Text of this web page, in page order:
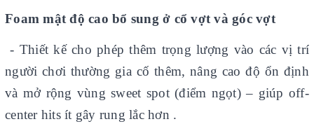
Foam mật độ cao bổ sung ở cổ vợt và góc vợt
- Thiết kế cho phép thêm trọng lượng vào các vị trí
người chơi thường gia cố thêm, nâng cao độ ổn định
và mở rộng vùng sweet spot (điểm ngọt) – giúp off-
center hits ít gây rung lắc hơn .